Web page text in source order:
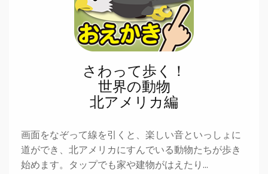
さわって歩く！
世界の動物
北アメリカ編
画面をなぞって線を引くと、楽しい音といっしょに
道ができ、北アメリカにすんでいる動物たちが歩き
始めます。タップでも家や建物がはえたり…